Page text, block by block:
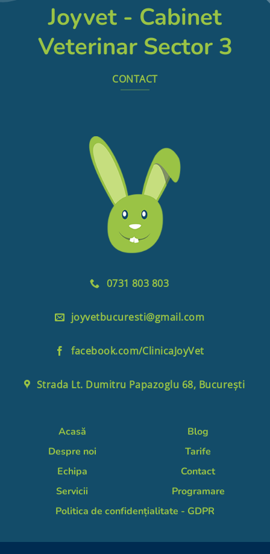
Joyvet - Cabinet
Veterinar Sector 3
CONTACT
0731 803 803
joyvetbucuresti@gmail.com
facebook.com/ClinicaJoyVet
Strada Lt. Dumitru Papazoglu 68, București
Acasă
Despre noi
Echipa
Servicii
Blog
Tarife
Contact
Programare
Politica de confidențialitate - GDPR